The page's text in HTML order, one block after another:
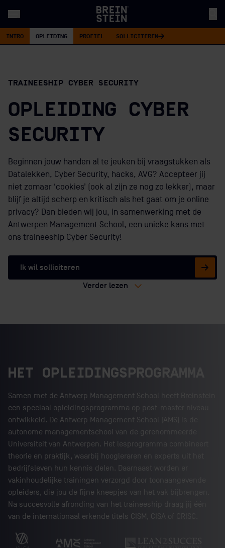
INTRO OPLEIDING PROFIEL SOLLICITEREN
TRAINEESHIP CYBER SECURITY
OPLEIDING
CYBER
SECURITY
Beginnen jouw handen al te jeuken bij vraagstukken als
Datalekken, Cyber Security, hacks, AVG? Accepteer jij
niet zomaar ‘cookies’ (ook al zijn ze nog zo lekker), maar
blijf je altijd scherp en kritisch als het gaat om je online
privacy? Dan bieden wij jou, in samenwerking met de
Antwerpen Management School, een unieke kans met
ons traineeship Cyber Security!
Ik wil solliciteren
Verder lezen
HET OPLEIDINGSPROGRAMMA
Samen met de Antwerp Management School heeft Breinstein
een speciaal opleidingsprogramma op post-master niveau
ontwikkeld. De Antwerp Management School (AMS) is de
autonome managementschool van de gerenommeerde
Universiteit van Antwerpen. Het lesprogramma combineert
theorie en praktijk, waarbij hoogleraren en experts uit het
bedrijfsleven hun kennis delen. Daarnaast worden er
vakinhoudelijke trainingen verzorgd door toonaangevende
opleiders, die jou de fijne kneepjes van het vak bijbrengen.
Na succesvolle afronding van het traineeship draag jij één
van de internationaal erkende titels CISM, CISA of CRISC.